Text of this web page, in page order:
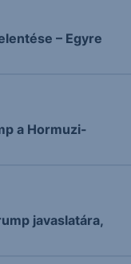
– Egyre
a Hormuzi-
javaslatára,